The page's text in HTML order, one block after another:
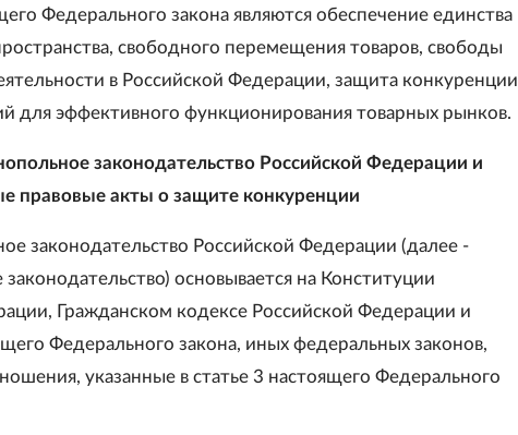
Федерального закона являются обеспечение единства
свободного перемещения товаров, свободы
в Российской Федерации, защита конкуренции
для эффективного функционирования товарных рынков.
законодательство Российской Федерации и
правовые акты о защите конкуренции
законодательство Российской Федерации (далее -
основывается на Конституции
Гражданском кодексе Российской Федерации и
Федерального закона, иных федеральных законов,
указанные в статье 3 настоящего Федерального